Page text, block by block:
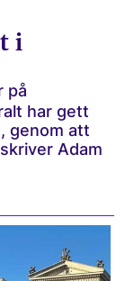
i
på
har gett
genom att
Adam